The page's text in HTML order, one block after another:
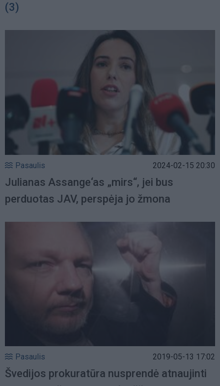
(3)
Pasaulis 2024-02-15 20:30
Julianas Assange‘as „mirs“, jei bus
perduotas JAV, perspėja jo žmona
Pasaulis 2019-05-13 17:02
Švedijos prokuratūra nusprendė atnaujinti